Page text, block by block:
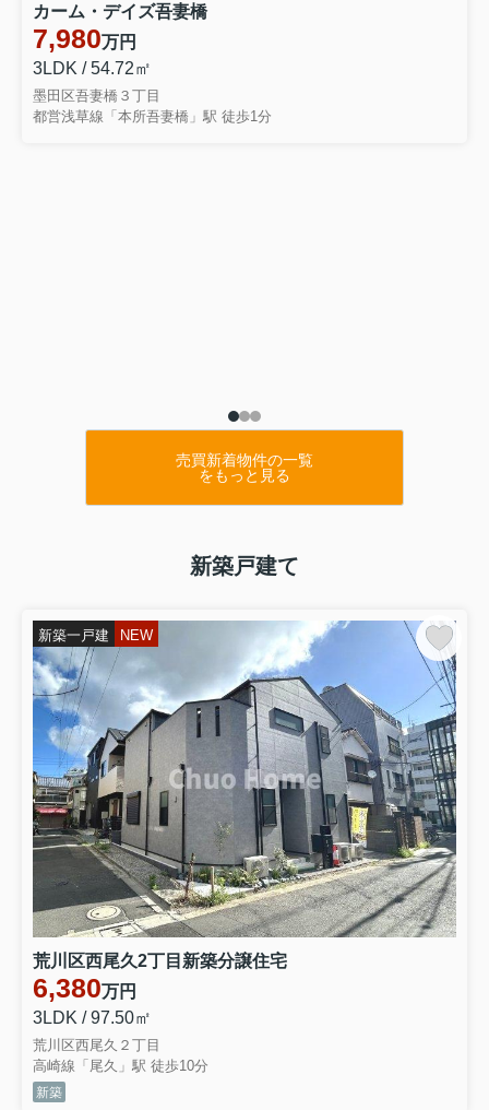
2026.08.02
サンシャインハイツ
7280万円
都営新宿線 西大島駅 徒歩2分
カーム・デイズ吾妻橋
7,980万円
3LDK / 54.72㎡
墨田区吾妻橋３丁目
都営浅草線「本所吾妻橋」駅 徒歩1分
売買新着物件の一覧
をもっと見る
新築戸建て
新築一戸建 NEW
荒川区西尾久2丁目新築分譲住宅
6,380万円
3LDK / 97.50㎡
荒川区西尾久２丁目
高崎線「尾久」駅 徒歩10分
新築